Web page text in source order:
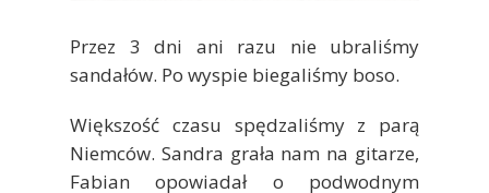
Przez 3 dni ani razu nie ubraliśmy
sandałów. Po wyspie biegaliśmy boso.
Większość czasu spędzaliśmy z parą
Niemców. Sandra grała nam na gitarze,
Fabian opowiadał o podwodnym